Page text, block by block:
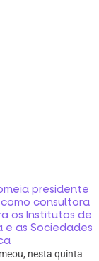
presidente
consultora
os Institutos de
e as Sociedades
nesta quinta